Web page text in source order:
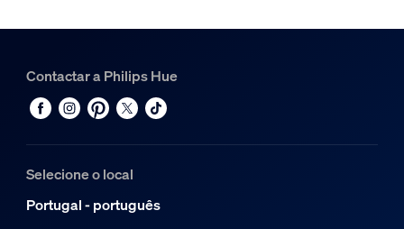
Contactar a Philips Hue
Selecione o local
Portugal - português